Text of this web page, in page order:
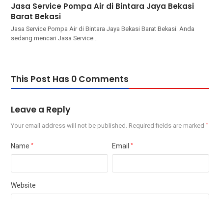
Jasa Service Pompa Air di Bintara Jaya Bekasi
Barat Bekasi
Jasa Service Pompa Air di Bintara Jaya Bekasi Barat Bekasi. Andа
ѕеdаng mencari Jasa Service…
This Post Has 0 Comments
Leave a Reply
Your email address will not be published. Required fields are marked*
Name* Email*
Website